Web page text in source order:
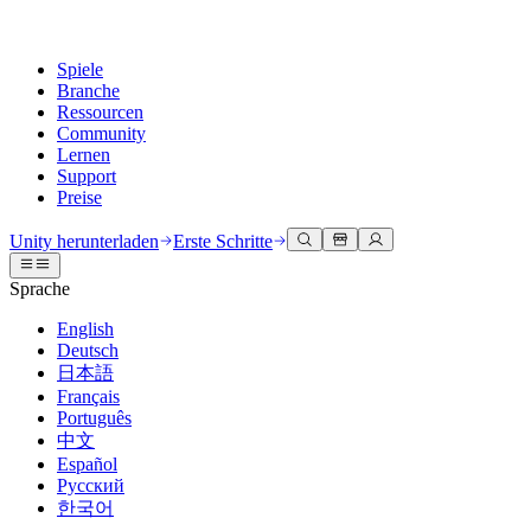
Spiele
Branche
Ressourcen
Community
Lernen
Support
Preise
Unity Engine
Erstellen Sie 2D- und 3D-Spiele für jede Plattform
Zusammenarbeit
Schnell mit Ihrem Team zusammenarbeiten und iterieren
Unity herunterladen
Abonnements und Preise
Bereitstellen
Multiplattform
3D-Zusammenarbeit
Erstellen und überprüfen Sie 3D-Projekte in Echtzeit
Immersive Schulung
In immersiven Umgebungen trainieren
Kundenerlebnisse
Interaktive 3D-Erlebnisse erstellen
Branchen
Fertigung
Dokumentation
Entwicklertools
Versionsfreigaben und Fehlerverfolgung
Roadmap
Bevorstehende Funktionen überprüfen
Glossar
Diskussionen
Veranstaltungen
Globale und lokale Veranstaltungen
Gemeinschaftsgeschichten
Made with Unity
Präsentation von Unity-Schöpfern
Unity Learn
Meistern Sie Unity-Fähigkeiten kostenlos
Professionelles Training
Verbessern Sie Ihr Team mit Unity-Trainern
Neu bei Unity
Erste Schritte
Beginnen Sie noch heute mit dem Lernen
Unity Essential Pathways
Hilfe erhalten
Wir helfen Ihnen, mit Unity erfolgreich zu sein
Erfolgspläne
Erreichen Sie Ihre Ziele schneller mit Expertenunterstützung
FAQ
Antworten auf häufige Fragen
Kontakt aufnehmen
Verbinden Sie sich mit unserem Team
Unity herunterladen Erste Schritte
Sprache
English
Deutsch
日本語
Français
Português
中文
Español
Русский
한국어